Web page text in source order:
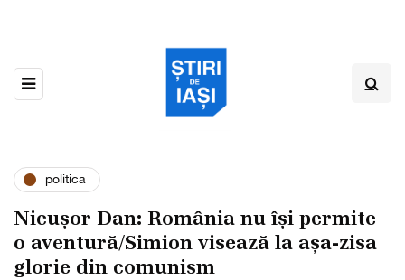
politica
Nicușor Dan: România nu își permite
o aventură/Simion visează la așa-zisa
glorie din comunism